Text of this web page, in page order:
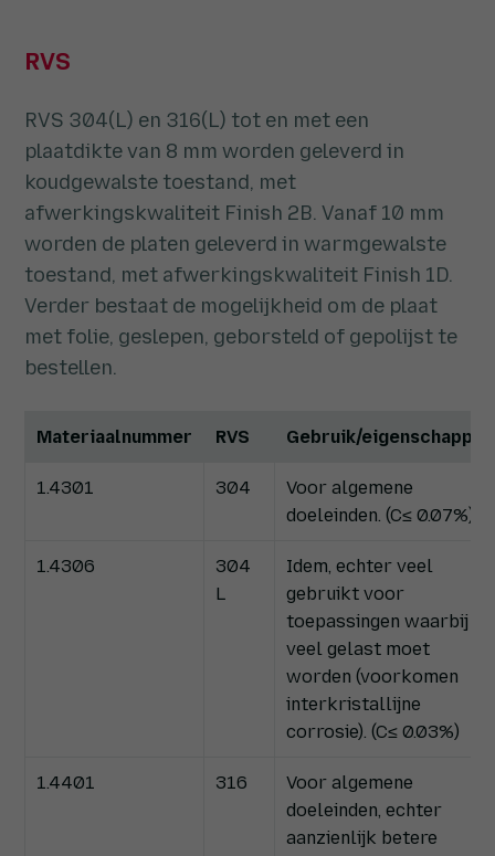
RVS
RVS 304(L) en 316(L) tot en met een
plaatdikte van 8 mm worden geleverd in
koudgewalste toestand, met
afwerkingskwaliteit Finish 2B. Vanaf 10 mm
worden de platen geleverd in warmgewalste
toestand, met afwerkingskwaliteit Finish 1D.
Verder bestaat de mogelijkheid om de plaat
met folie, geslepen, geborsteld of gepolijst te
bestellen.
Materiaalnummer RVS Gebruik/eigenschappen
1.4301 304
Voor algemene
doeleinden. (C≤ 0.07%)
1.4306
304
L
Idem, echter veel
gebruikt voor
toepassingen waarbij
veel gelast moet
worden (voorkomen
interkristallijne
corrosie). (C≤ 0.03%)
1.4401 316
Voor algemene
doeleinden, echter
aanzienlijk betere